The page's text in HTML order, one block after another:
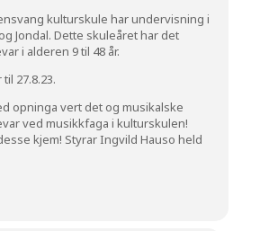
kulturskule har undervisning i
Jondal. Dette skuleåret har det
i alderen 9 til 48 år.
27.8.23.
opninga vert det og musikalske
ved musikkfaga i kulturskulen!
kjem! Styrar Ingvild Hauso held